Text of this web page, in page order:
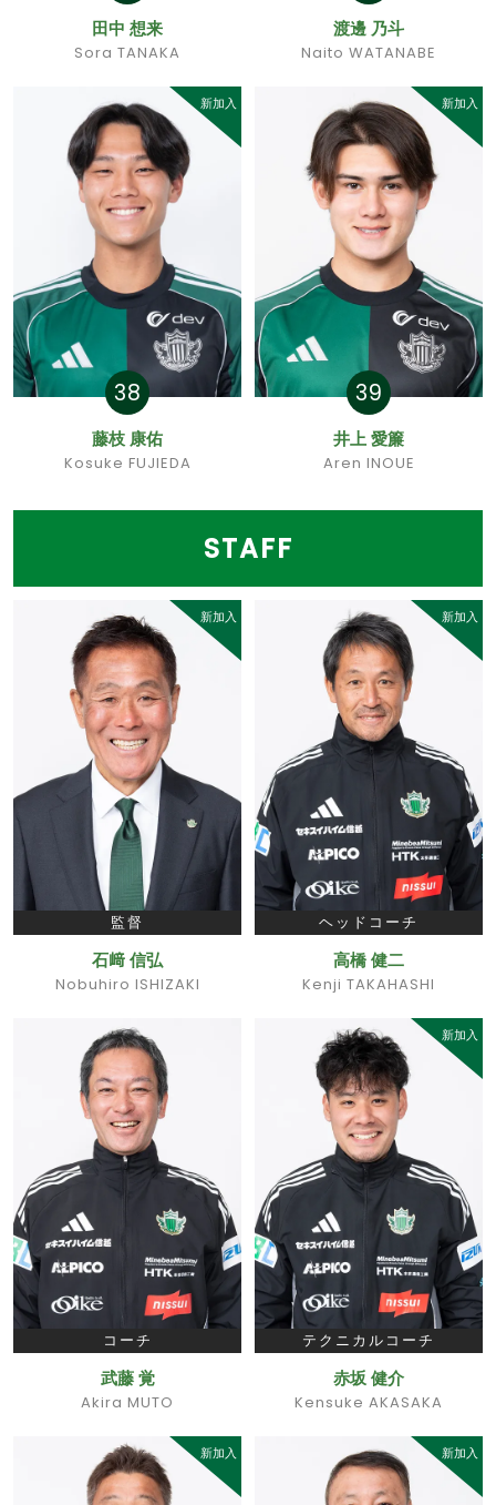
田中 想来
Sora TANAKA
渡邊 乃斗
Naito WATANABE
新加入
38
藤枝 康佑
Kosuke FUJIEDA
新加入
39
井上 愛簾
Aren INOUE
STAFF
新加入
監督
石﨑 信弘
Nobuhiro ISHIZAKI
新加入
ヘッドコーチ
高橋 健二
Kenji TAKAHASHI
コーチ
武藤 覚
Akira MUTO
新加入
テクニカルコーチ
赤坂 健介
Kensuke AKASAKA
新加入 新加入